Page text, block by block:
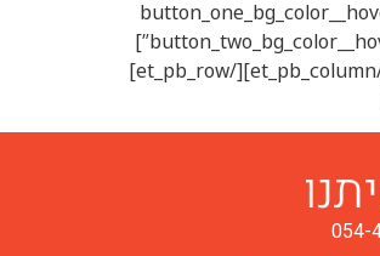
button_two_bg_color__hover_enabled=”off”]
[/et_pb_button][/et_pb_column][/et_pb_row]
054-